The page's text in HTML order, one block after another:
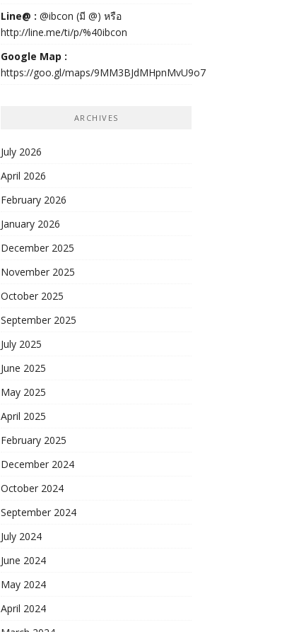
Line@ : @ibcon (มี @) หรือ
http://line.me/ti/p/%40ibcon
Google Map :
https://goo.gl/maps/9MM3BJdMHpnMvU9o7
ARCHIVES
July 2026
April 2026
February 2026
January 2026
December 2025
November 2025
October 2025
September 2025
July 2025
June 2025
May 2025
April 2025
February 2025
December 2024
October 2024
September 2024
July 2024
June 2024
May 2024
April 2024